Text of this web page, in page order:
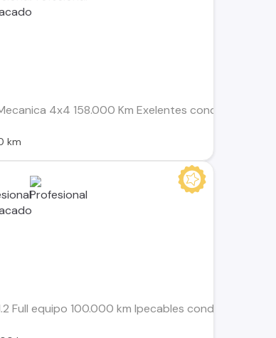
4x4 158.000 Km Exelentes
km
Full equipo 100.000 km Ipecables condiciones